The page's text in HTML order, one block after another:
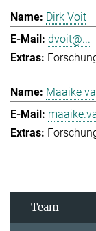
Dirk Voit
dvoit@...
Maaike
Team